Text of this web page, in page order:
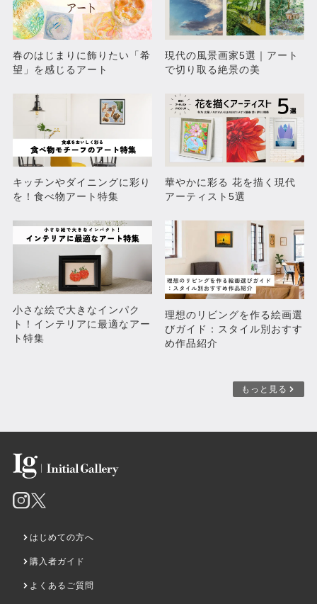
春のはじまりに飾りたい「希
望」を感じるアート
現代の風景画家5選｜アート
で切り取る絶景の美
キッチンやダイニングに彩り
を！食べ物アート特集
華やかに彩る 花を描く現代
アーティスト5選
小さな絵で大きなインパク
ト！インテリアに最適なアー
ト特集
理想のリビングを作る絵画選
びガイド：スタイル別おすす
め作品紹介
もっと見る
はじめての方へ
購入者ガイド
よくあるご質問